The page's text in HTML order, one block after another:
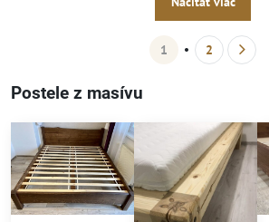
1 2
Postele z masívu